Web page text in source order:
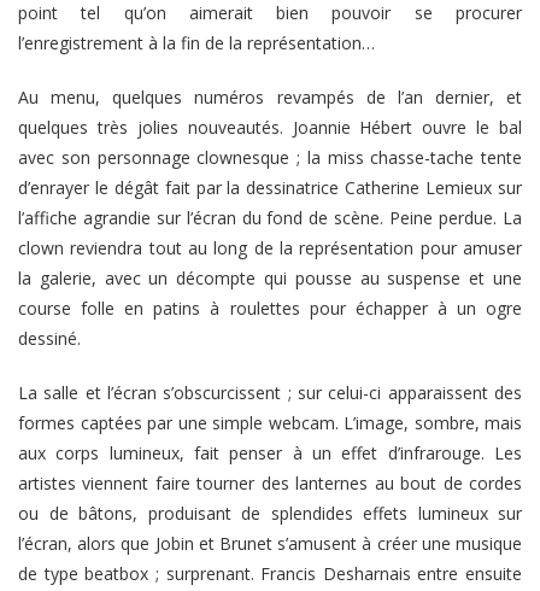
point tel qu’on aimerait bien pouvoir se procurer
l’enregistrement à la fin de la représentation…
Au menu, quelques numéros revampés de l’an dernier, et
quelques très jolies nouveautés. Joannie Hébert ouvre le bal
avec son personnage clownesque ; la miss chasse-tache tente
d’enrayer le dégât fait par la dessinatrice Catherine Lemieux sur
l’affiche agrandie sur l’écran du fond de scène. Peine perdue. La
clown reviendra tout au long de la représentation pour amuser
la galerie, avec un décompte qui pousse au suspense et une
course folle en patins à roulettes pour échapper à un ogre
dessiné.
La salle et l’écran s’obscurcissent ; sur celui-ci apparaissent des
formes captées par une simple webcam. L’image, sombre, mais
aux corps lumineux, fait penser à un effet d’infrarouge. Les
artistes viennent faire tourner des lanternes au bout de cordes
ou de bâtons, produisant de splendides effets lumineux sur
l’écran, alors que Jobin et Brunet s’amusent à créer une musique
de type beatbox ; surprenant. Francis Desharnais entre ensuite